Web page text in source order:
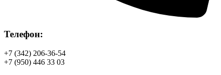
Телефон:
+7 (342) 206-36-54
+7 (950) 446 33 03